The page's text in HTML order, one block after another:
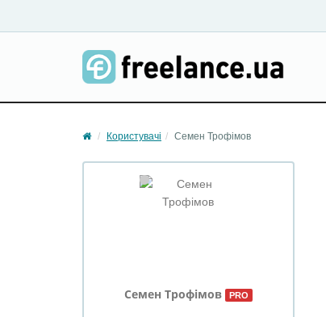
Користувачі Семен Трофімов
Семен Трофімов PRO